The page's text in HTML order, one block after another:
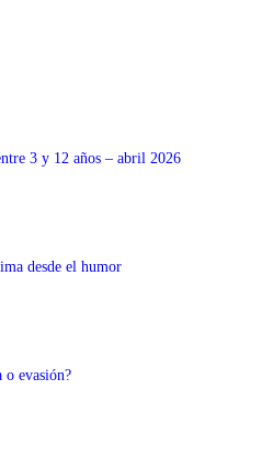
3 y 12 años – abril 2026
desde el humor
o evasión?